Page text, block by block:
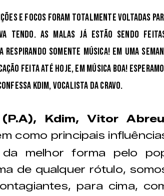
e focos foram totalmente voltadas
tendo. As malas já estão sendo
somente música! Em uma
feita até hoje, em música boa!
Kdim, vocalista da Cravo.
Kdim, Vitor
como principais
melhor forma pelo
de qualquer rótulo,
para cima,